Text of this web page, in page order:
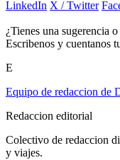
LinkedIn X / Twitter
¿Tienes una sugerencia
Escribenos y cuentanos
E
Equipo de redaccion de
Redaccion editorial
Colectivo de redaccion
y viajes.